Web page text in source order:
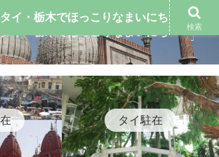
タイ駐在
イ・栃木でほっこりなまいにち
検索